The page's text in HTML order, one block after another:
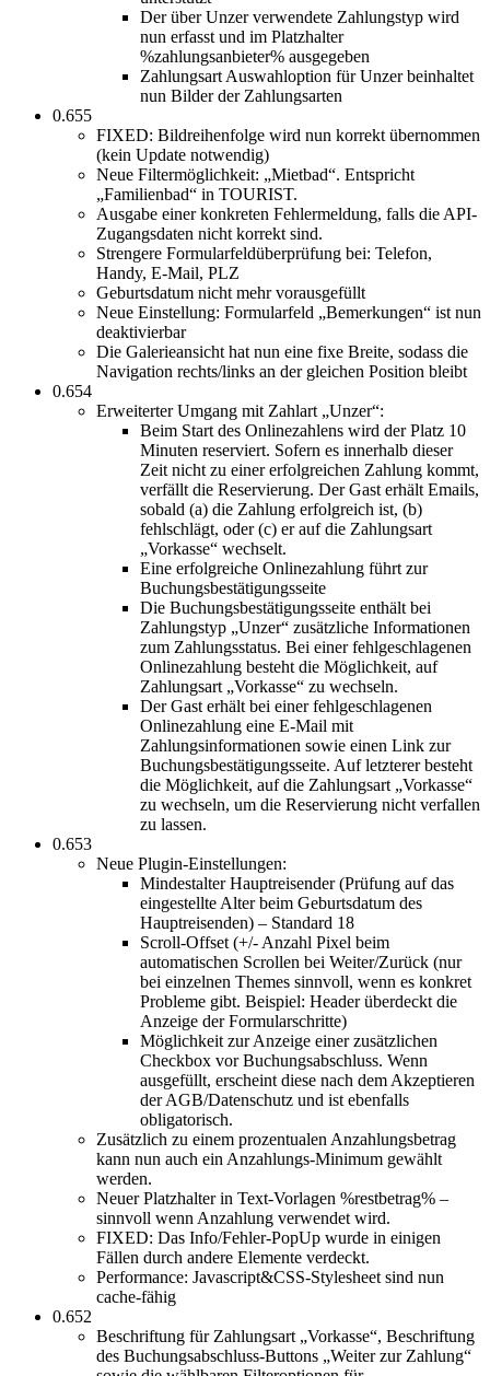
Der über Unzer verwendete Zahlungstyp wird
nun erfasst und im Platzhalter
%zahlungsanbieter% ausgegeben
Zahlungsart Auswahloption für Unzer beinhaltet
nun Bilder der Zahlungsarten
0.655
FIXED: Bildreihenfolge wird nun korrekt übernommen
(kein Update notwendig)
Neue Filtermöglichkeit: „Mietbad“. Entspricht
„Familienbad“ in TOURIST.
Ausgabe einer konkreten Fehlermeldung, falls die API-
Zugangsdaten nicht korrekt sind.
Strengere Formularfeldüberprüfung bei: Telefon,
Handy, E-Mail, PLZ
Geburtsdatum nicht mehr vorausgefüllt
Neue Einstellung: Formularfeld „Bemerkungen“ ist nun
deaktivierbar
Die Galerieansicht hat nun eine fixe Breite, sodass die
Navigation rechts/links an der gleichen Position bleibt
0.654
Erweiterter Umgang mit Zahlart „Unzer“:
Beim Start des Onlinezahlens wird der Platz 10
Minuten reserviert. Sofern es innerhalb dieser
Zeit nicht zu einer erfolgreichen Zahlung kommt,
verfällt die Reservierung. Der Gast erhält Emails,
sobald (a) die Zahlung erfolgreich ist, (b)
fehlschlägt, oder (c) er auf die Zahlungsart
„Vorkasse“ wechselt.
Eine erfolgreiche Onlinezahlung führt zur
Buchungsbestätigungsseite
Die Buchungsbestätigungsseite enthält bei
Zahlungstyp „Unzer“ zusätzliche Informationen
zum Zahlungsstatus. Bei einer fehlgeschlagenen
Onlinezahlung besteht die Möglichkeit, auf
Zahlungsart „Vorkasse“ zu wechseln.
Der Gast erhält bei einer fehlgeschlagenen
Onlinezahlung eine E-Mail mit
Zahlungsinformationen sowie einen Link zur
Buchungsbestätigungsseite. Auf letzterer besteht
die Möglichkeit, auf die Zahlungsart „Vorkasse“
zu wechseln, um die Reservierung nicht verfallen
zu lassen.
0.653
Neue Plugin-Einstellungen:
Mindestalter Hauptreisender (Prüfung auf das
eingestellte Alter beim Geburtsdatum des
Hauptreisenden) – Standard 18
Scroll-Offset (+/- Anzahl Pixel beim
automatischen Scrollen bei Weiter/Zurück (nur
bei einzelnen Themes sinnvoll, wenn es konkret
Probleme gibt. Beispiel: Header überdeckt die
Anzeige der Formularschritte)
Möglichkeit zur Anzeige einer zusätzlichen
Checkbox vor Buchungsabschluss. Wenn
ausgefüllt, erscheint diese nach dem Akzeptieren
der AGB/Datenschutz und ist ebenfalls
obligatorisch.
Zusätzlich zu einem prozentualen Anzahlungsbetrag
kann nun auch ein Anzahlungs-Minimum gewählt
werden.
Neuer Platzhalter in Text-Vorlagen %restbetrag% –
sinnvoll wenn Anzahlung verwendet wird.
FIXED: Das Info/Fehler-PopUp wurde in einigen
Fällen durch andere Elemente verdeckt.
Performance: Javascript&CSS-Stylesheet sind nun
cache-fähig
0.652
Beschriftung für Zahlungsart „Vorkasse“, Beschriftung
des Buchungsabschluss-Buttons „Weiter zur Zahlung“